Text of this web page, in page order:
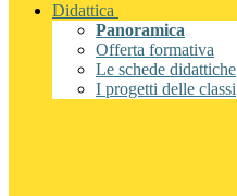
Didattica
Panoramica
Offerta formativa
Le schede didattiche
I progetti delle classi